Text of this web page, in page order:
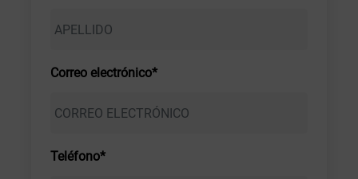
Correo electrónico*
Teléfono*